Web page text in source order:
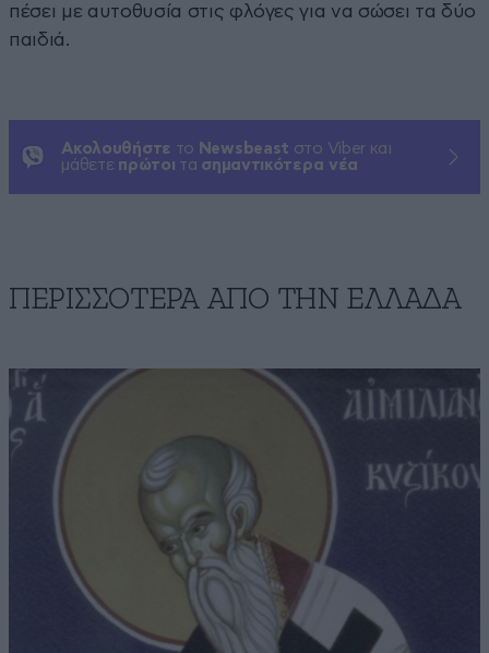
πέσει με αυτοθυσία στις φλόγες για να σώσει τα δύο
παιδιά.
Ακολουθήστε το Newsbeast στο Viber και
μάθετε πρώτοι τα σημαντικότερα νέα
ΠΕΡΙΣΣΟΤΕΡΑ ΑΠΟ ΤΗΝ ΕΛΛΑΔΑ